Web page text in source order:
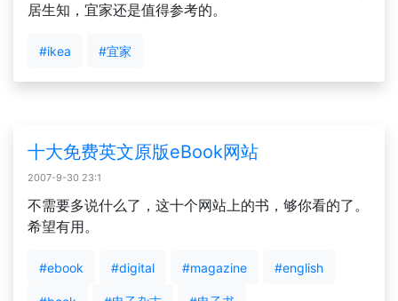
居生知，宜家还是值得参考的。
#ikea #宜家
十大免费英文原版eBook网站
2007-9-30 23:1
不需要多说什么了，这十个网站上的书，够你看的了。
希望有用。
#ebook #digital #magazine #english